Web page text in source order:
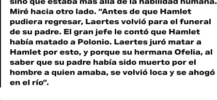
Miré hacia otro lado. “Antes de que Hamlet
pudiera regresar, Laertes volvió para el funeral
de su padre. El gran jefe le contó que Hamlet
había matado a Polonio. Laertes juró matar a
Hamlet por esto, y porque su hermana Ofelia, al
saber que su padre había sido muerto por el
hombre a quien amaba, se volvió loca y se ahogó
en el río”.